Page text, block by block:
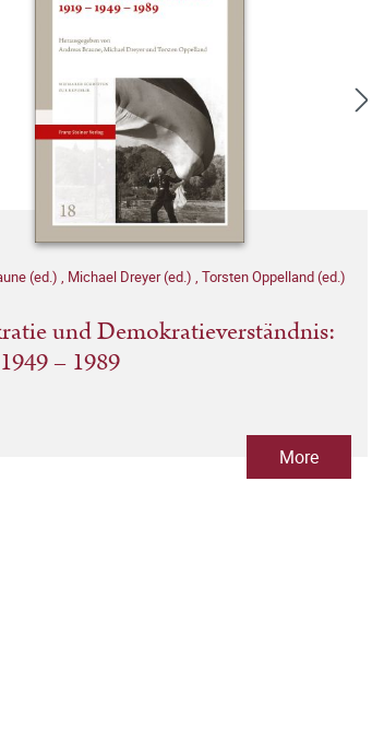
(ed.) , Michael Dreyer (ed.) , Torsten Oppelland (ed.)
und Demokratieverständnis:
– 1989
More